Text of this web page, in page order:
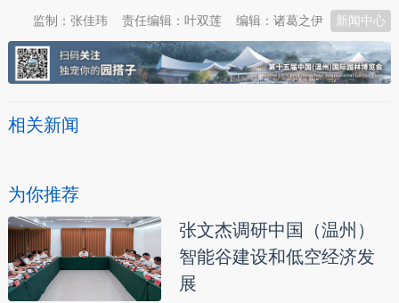
新闻中心
编辑：诸葛之伊
责任编辑：叶双莲
监制：张佳玮
相关新闻
为你推荐
张文杰调研中国（温州）
智能谷建设和低空经济发
展